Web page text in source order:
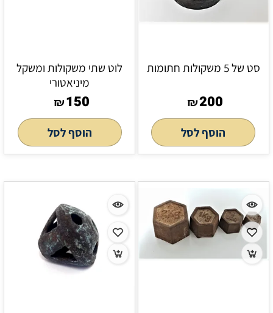
סט של 5 משקולות חתומות
₪200
הוסף לסל
לוט שתי משקולות ומשקל
מיניאטורי
₪150
הוסף לסל